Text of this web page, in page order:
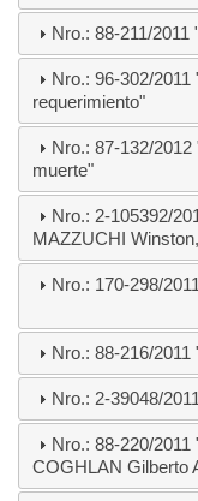
Nro.: 88-211/
Nro.: 96-302/
requerimiento"
Nro.: 87-132/
muerte"
Nro.: 2-105392/
MAZZUCHI
Nro.: 170-298/
Nro.: 88-216/
Nro.: 2-39048/
Nro.: 88-220/
COGHLAN Gilberto